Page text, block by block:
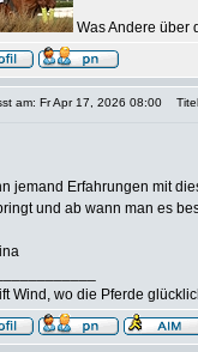
Was Andere über
am: Fr Apr 17, 2026 08:00
jemand Erfahrungen mit
und ab wann man es
Wind, wo die Pferde